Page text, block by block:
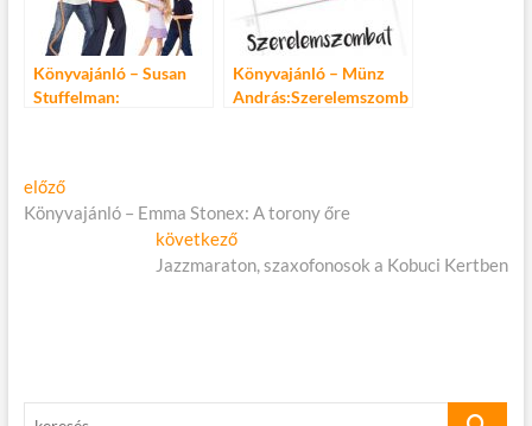
Könyvajánló – Susan
Stuffelman:
Könyvajánló – Münz
András:Szerelemszomb
Bejegyzés
navigáció
előzőElőző
cikk:
Könyvajánló – Emma Stonex: A torony őre
következőKövetkező
cikk:
Jazzmaraton, szaxofonosok a Kobuci Kertben
keresés